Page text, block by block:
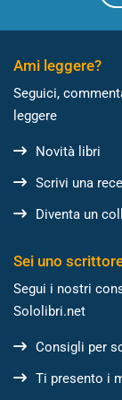
Ami leggere?
Seguici,
leggere
Novità libri
Scrivi una
Diventa un
Sei uno
Segui i nostri
Sololibri.net
Consigli per
Ti presento i